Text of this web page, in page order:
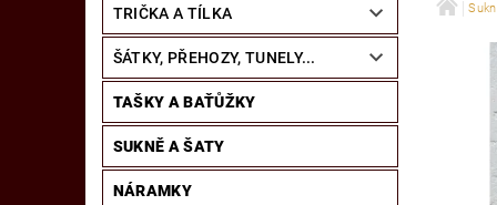
MANDALY - NÁLEPKY NA SKLO
TRIČKA A TÍLKA
ŠÁTKY, PŘEHOZY, TUNELY...
TAŠKY A BAŤŮŽKY
SUKNĚ A ŠATY
NÁRAMKY